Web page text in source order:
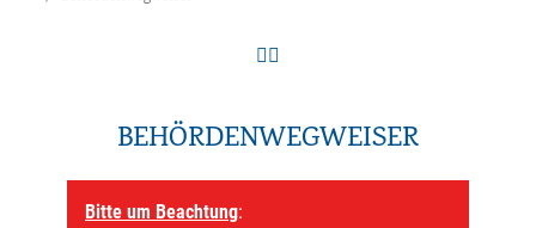
BEHÖRDENWEGWEISER
Bitte um Beachtung: